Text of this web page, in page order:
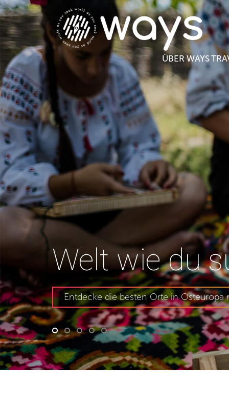
ÜBER WAYS
Welt wie du
Entdecke die besten Orte in Osteuropa